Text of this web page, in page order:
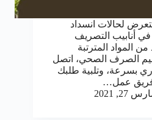
لحالات انسداد
في أنابيب التصريف
المواد المترتبة
الصرف الصحي، اتصل
بسرعة، وتلبية طلبك
عمل…
27, 2021